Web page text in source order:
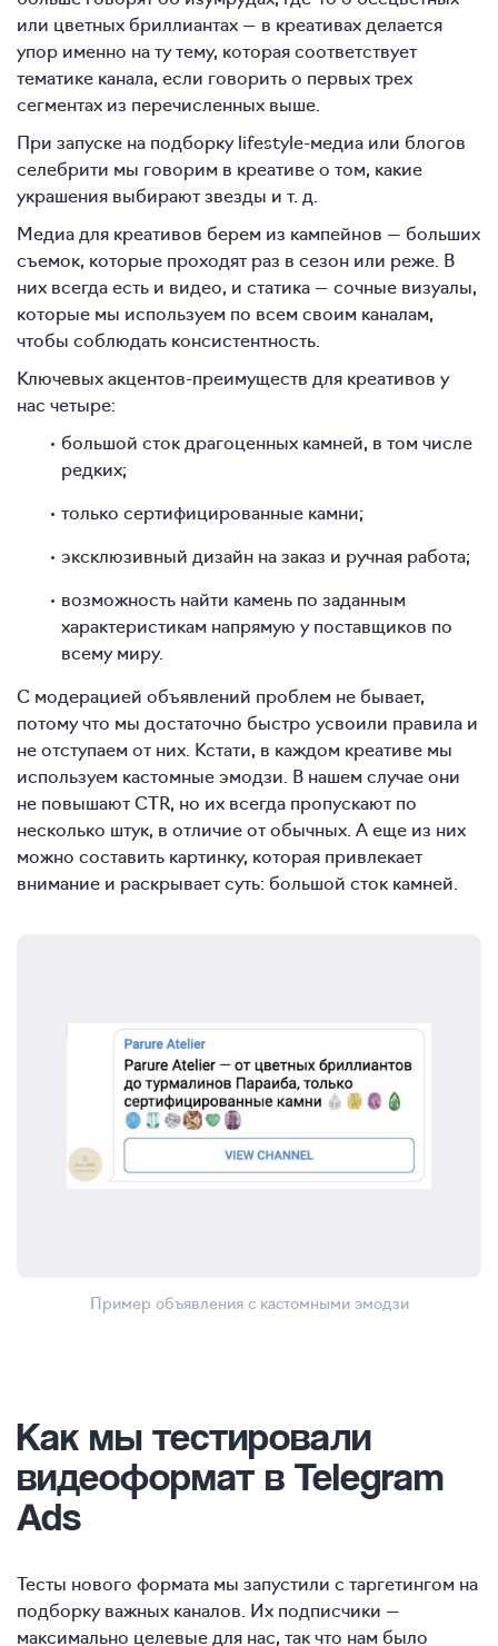
или цветных бриллиантах — в креативах делается
упор именно на ту тему, которая соответствует
тематике канала, если говорить о первых трех
сегментах из перечисленных выше.
При запуске на подборку lifestyle-медиа или блогов
селебрити мы говорим в креативе о том, какие
украшения выбирают звезды и т. д.
Медиа для креативов берем из кампейнов — больших
съемок, которые проходят раз в сезон или реже. В
них всегда есть и видео, и статика — сочные визуалы,
которые мы используем по всем своим каналам,
чтобы соблюдать консистентность.
Ключевых акцентов-преимуществ для креативов у
нас четыре:
большой сток драгоценных камней, в том числе
редких;
только сертифицированные камни;
эксклюзивный дизайн на заказ и ручная работа;
возможность найти камень по заданным
характеристикам напрямую у поставщиков по
всему миру.
С модерацией объявлений проблем не бывает,
потому что мы достаточно быстро усвоили правила и
не отступаем от них. Кстати, в каждом креативе мы
используем кастомные эмодзи. В нашем случае они
не повышают CTR, но их всегда пропускают по
несколько штук, в отличие от обычных. А еще из них
можно составить картинку, которая привлекает
внимание и раскрывает суть: большой сток камней.
Пример объявления с кастомными эмодзи
Как мы тестировали
видеоформат в Telegram
Ads
Тесты нового формата мы запустили с таргетингом на
подборку важных каналов. Их подписчики —
максимально целевые для нас, так что нам было